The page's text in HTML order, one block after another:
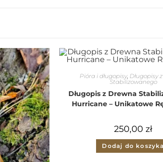
Pióra i długopisy, Długopisy
Stabilizowanego
Długopis z Drewna
Hurricane – Unikatowe
250,00 zł
Dodaj do